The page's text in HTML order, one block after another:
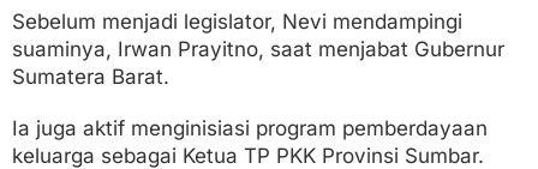
Sebelum menjadi legislator, Nevi mendampingi
suaminya, Irwan Prayitno, saat menjabat Gubernur
Sumatera Barat.
Ia juga aktif menginisiasi program pemberdayaan
keluarga sebagai Ketua TP PKK Provinsi Sumbar.